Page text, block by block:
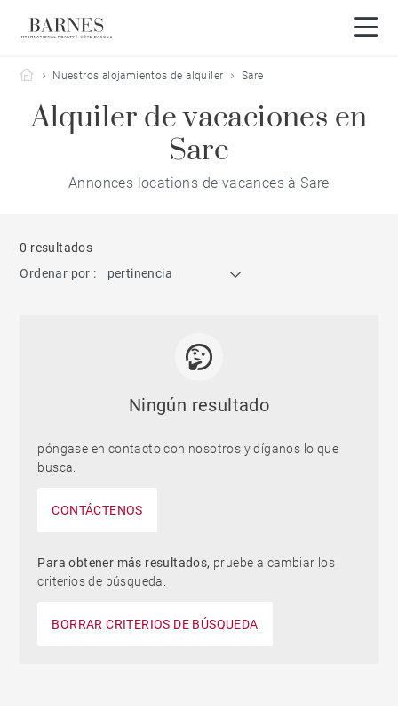
Barnes Côte Basque
Nuestros alojamientos de alquiler Sare
Alquiler de vacaciones en
Sare
Annonces locations de vacances à Sare
0 resultados
Ordenar por :
pertinencia
Ningún resultado
póngase en contacto con nosotros y díganos lo que
busca.
CONTÁCTENOS
Para obtener más resultados, pruebe a cambiar los
criterios de búsqueda.
BORRAR CRITERIOS DE BÚSQUEDA